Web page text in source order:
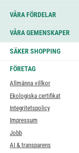
VÅRA FÖRDELAR
VÅRA GEMENSKAPER
SÄKER SHOPPING
FÖRETAG
Allmänna villkor
Ekologiska certifikat
Integritetspolicy
Impressum
Jobb
AI & transparens